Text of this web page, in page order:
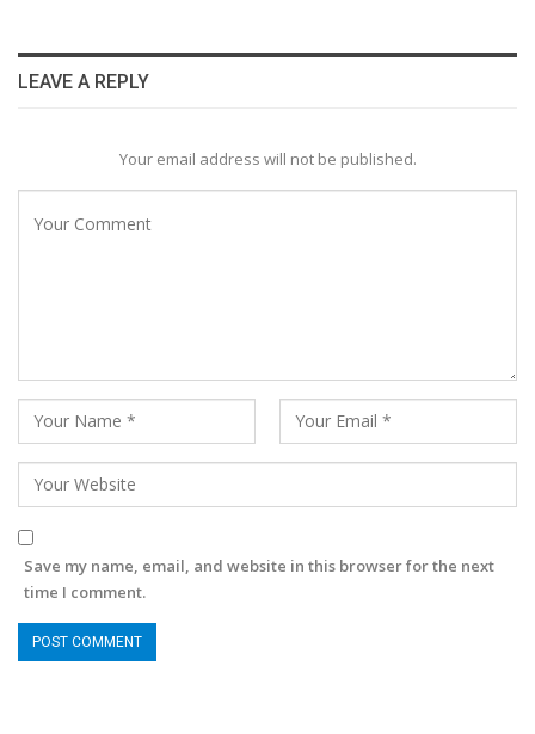
LEAVE A REPLY
Your email address will not be published.
Save my name, email, and website in this browser for the next
time I comment.